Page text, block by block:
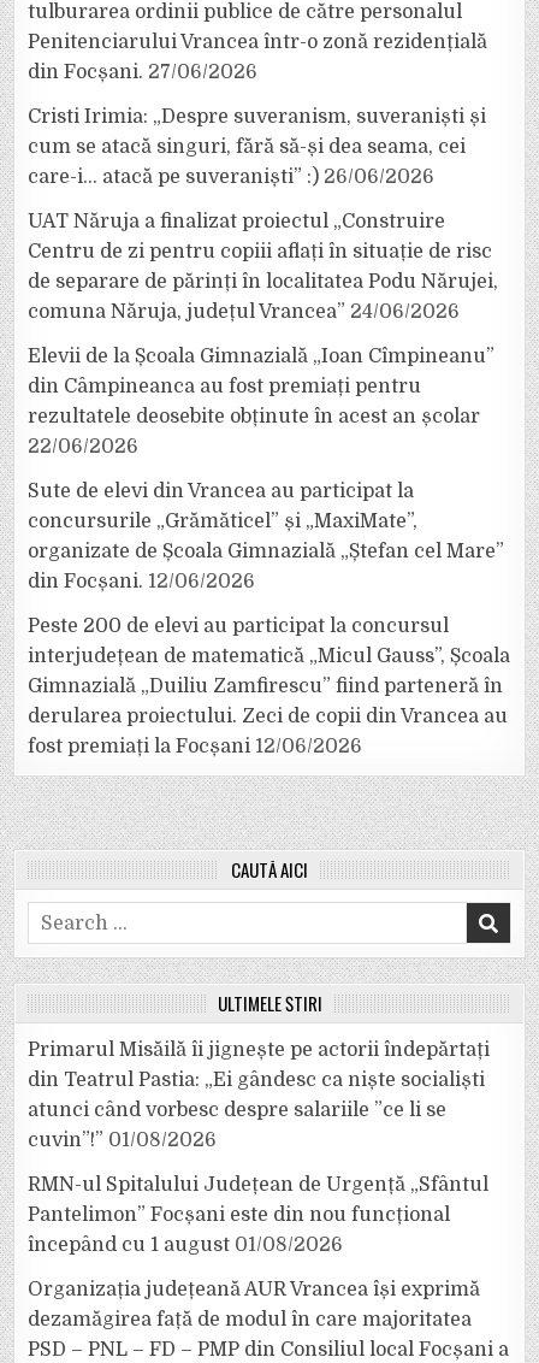
tulburarea ordinii publice de către personalul
Penitenciarului Vrancea într-o zonă rezidențială
din Focșani. 27/06/2026
Cristi Irimia: „Despre suveranism, suveraniști și
cum se atacă singuri, fără să-și dea seama, cei
care-i… atacă pe suveraniști” :) 26/06/2026
UAT Năruja a finalizat proiectul „Construire
Centru de zi pentru copiii aflați în situație de risc
de separare de părinți în localitatea Podu Nărujei,
comuna Năruja, județul Vrancea” 24/06/2026
Elevii de la Școala Gimnazială „Ioan Cîmpineanu”
din Câmpineanca au fost premiați pentru
rezultatele deosebite obținute în acest an școlar
22/06/2026
Sute de elevi din Vrancea au participat la
concursurile „Grămăticel” și „MaxiMate”,
organizate de Școala Gimnazială „Ștefan cel Mare”
din Focșani. 12/06/2026
Peste 200 de elevi au participat la concursul
interjudețean de matematică „Micul Gauss”, Școala
Gimnazială „Duiliu Zamfirescu” fiind parteneră în
derularea proiectului. Zeci de copii din Vrancea au
fost premiați la Focșani 12/06/2026
CAUTĂ AICI
Search
for:
ULTIMELE ȘTIRI
Primarul Misăilă îi jignește pe actorii îndepărtați
din Teatrul Pastia: „Ei gândesc ca niște socialiști
atunci când vorbesc despre salariile ”ce li se
cuvin”!” 01/08/2026
RMN-ul Spitalului Județean de Urgență „Sfântul
Pantelimon” Focșani este din nou funcțional
începând cu 1 august 01/08/2026
Organizația județeană AUR Vrancea își exprimă
dezamăgirea față de modul în care majoritatea
PSD – PNL – FD – PMP din Consiliul local Focșani a